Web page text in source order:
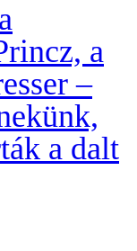
a
–
a dalt